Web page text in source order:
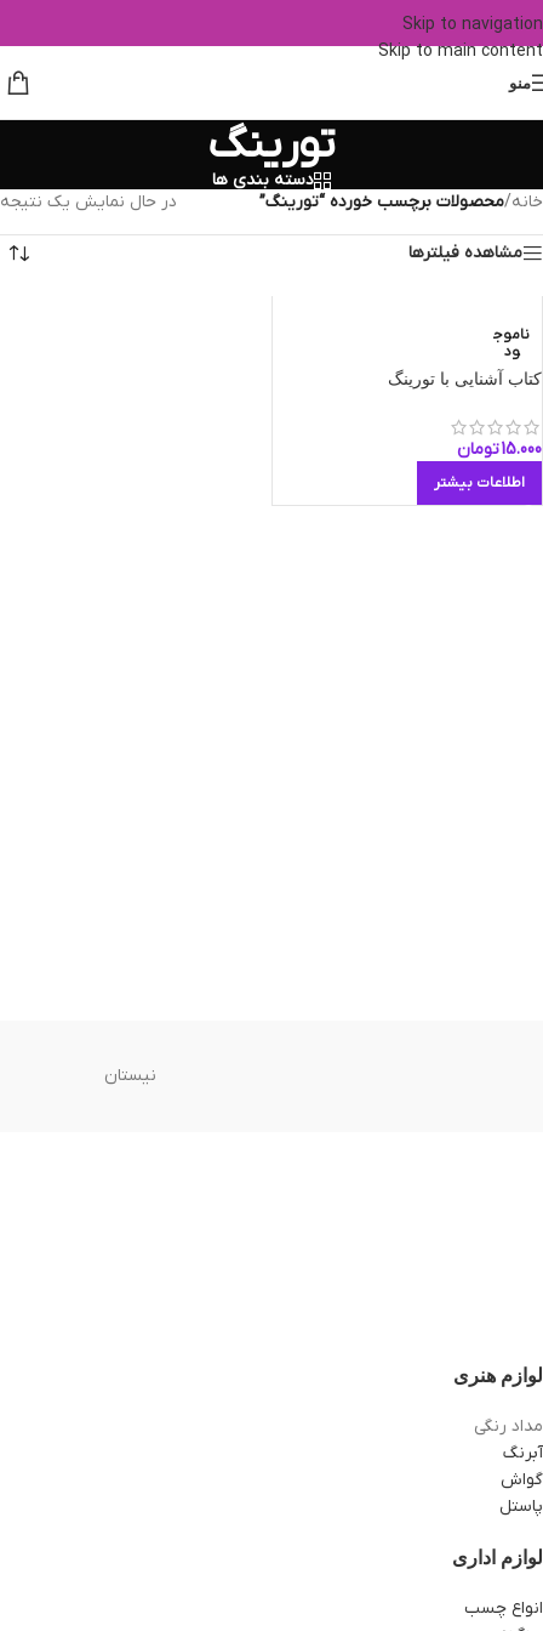
Skip to navigation
Skip to main content
منو
تورینگ
دسته بندی ها
خانه/محصولات برچسب خورده “تورینگ” در حال نمایش یک نتیجه
مشاهده فیلترها
ناموج
ود
کتاب آشنایی با تورینگ
15.000تومان
اطلاعات بیشتر
نیستان
لوازم هنری
مداد رنگی
آبرنگ
گواش
پاستل
لوازم اداری
انواع چسب